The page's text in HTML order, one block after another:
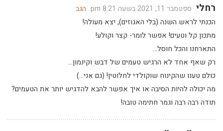
רחלי ספטמבר 11, 2021 בשעה 8:21 pm
הגב
הכנתי לראש השנה (בלי האגוזים), יצא מעולה!
מתכון קל וטעים! אפשר לומר- קצר וקולע!
התארחנו והכל חוסל…
רק שאף אחד לא הרגיש טעמים של דבש וקינמון…
כולם טענו שהקינוח שוקולדי לחלוטין! (גם אני…)
מה יכולה להיות הסיבה או איך אפשר להבא להדגיש יותר את הטעמים?
תודה רבה רבה וגמר חתימה טובה!